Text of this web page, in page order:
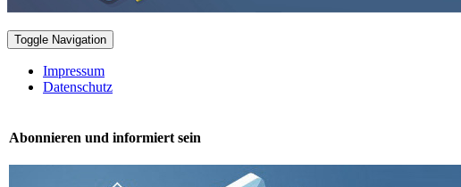
Toggle Navigation
Impressum
Datenschutz
Abonnieren und informiert sein